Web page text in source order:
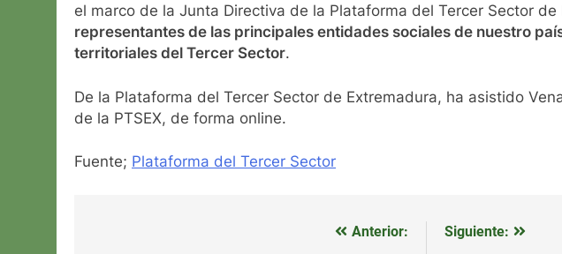
el marco de la Junta Directiva de la Plataforma del Tercer Sector
representantes de las principales entidades sociales de nuestro
territoriales del Tercer Sector.
De la Plataforma del Tercer Sector de Extremadura, ha asistido
de la PTSEX, de forma online.
Fuente; Plataforma del Tercer Sector
Anterior:
Siguiente: